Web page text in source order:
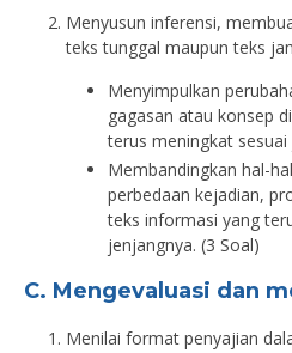
Menyusun inferensi,
teks tunggal maupun teks
Menyimpulkan
gagasan atau konsep
terus meningkat
Membandingkan hal-
perbedaan kejadian,
teks informasi yang
jenjangnya. (3 Soal)
C. Mengevaluasi dan
Menilai format penyajian